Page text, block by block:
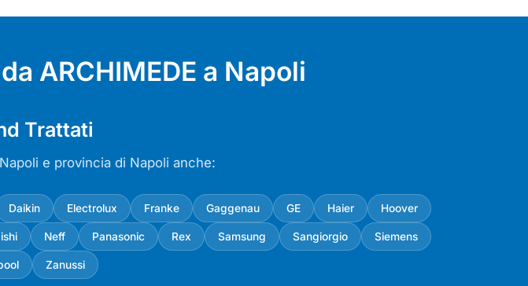
ARCHIMEDE a Napoli
Trattati
e provincia di Napoli anche:
Daikin Electrolux Franke Gaggenau GE Haier Hoover
Neff Panasonic Rex Samsung Sangiorgio Siemens
Zanussi